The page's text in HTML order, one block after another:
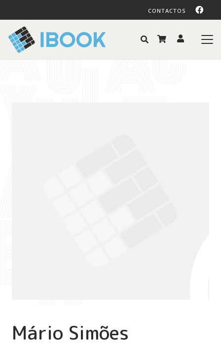
CONTACTOS
Mário Simões